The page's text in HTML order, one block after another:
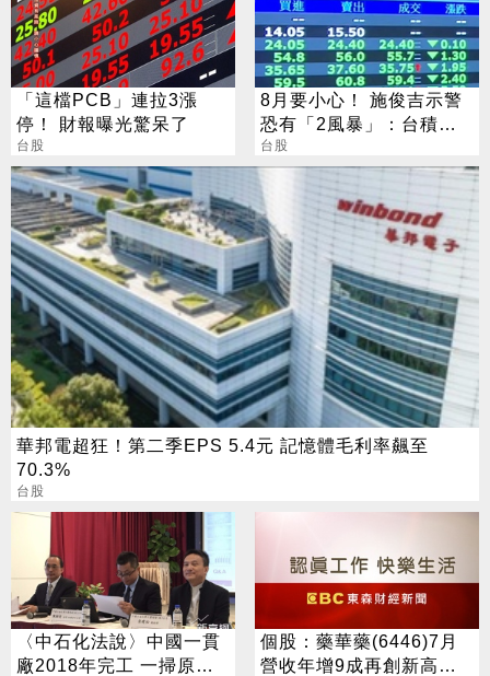
「這檔PCB」連拉3漲
停！ 財報曝光驚呆了
台股
8月要小心！ 施俊吉示警
恐有「2風暴」：台積電
也難逃
台股
華邦電超狂！第二季EPS 5.4元 記憶體毛利率飆至
70.3%
台股
〈中石化法說〉中國一貫
廠2018年完工 一掃原料
個股：藥華藥(6446)7月
營收年增9成再創新高，